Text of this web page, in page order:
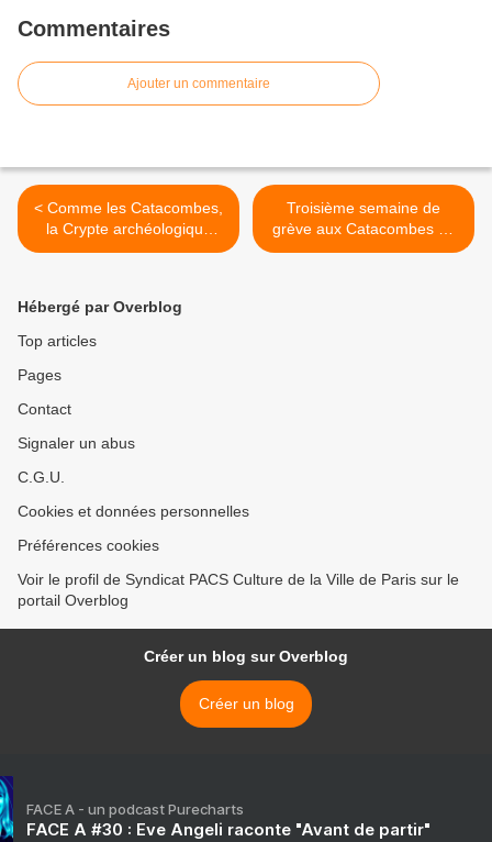
Commentaires
Ajouter un commentaire
< Comme les Catacombes,
la Crypte archéologique
était aussi en grève
Troisième semaine de
grève aux Catacombes de
Paris : certains en font
Hébergé par Overblog
Top articles
Pages
Contact
Signaler un abus
C.G.U.
Cookies et données personnelles
Préférences cookies
Voir le profil de Syndicat PACS Culture de la Ville de Paris sur le
portail Overblog
Créer un blog sur Overblog
Créer un blog
FACE A - un podcast Purecharts
FACE A #30 : Eve Angeli raconte "Avant de partir"